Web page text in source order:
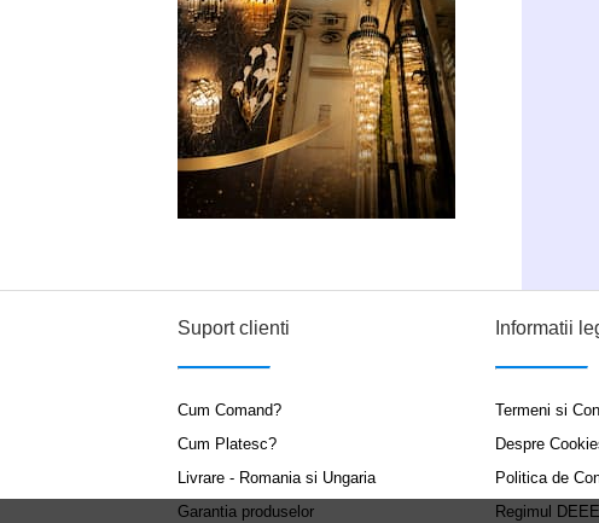
Suport clienti
Cum Comand?
Cum Platesc?
Livrare - Romania si Ungaria
Garantia produselor
Informatii
Termeni si
Despre
Politica de
Regimul DEEE